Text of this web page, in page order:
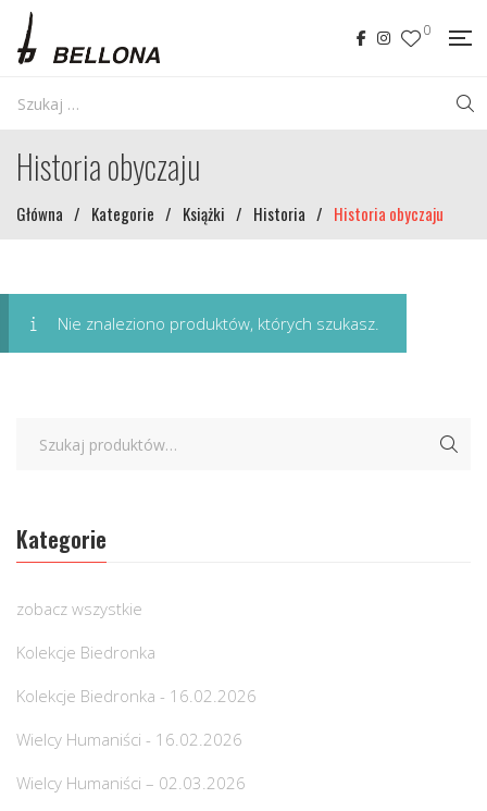
0
Historia obyczaju
Główna / Kategorie / Książki / Historia / Historia obyczaju
Nie znaleziono produktów, których szukasz.
Kategorie
zobacz wszystkie
Kolekcje Biedronka
Kolekcje Biedronka - 16.02.2026
Wielcy Humaniści - 16.02.2026
Wielcy Humaniści – 02.03.2026